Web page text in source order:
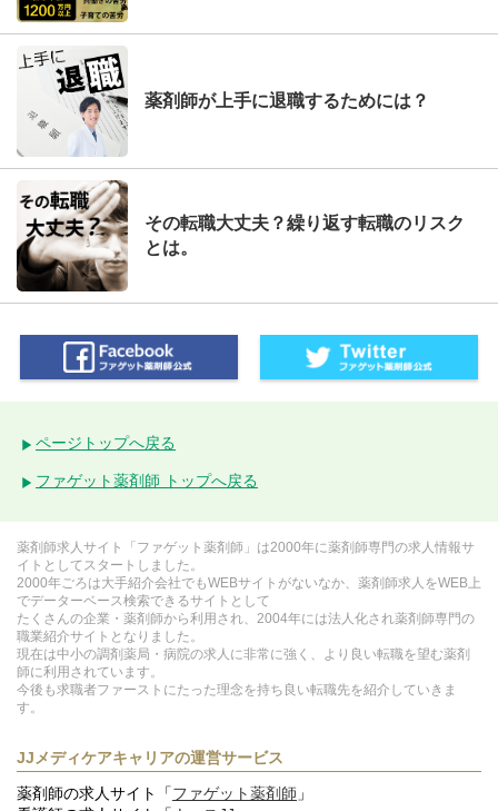
薬剤師が上手に退職するためには？
その転職大丈夫？繰り返す転職のリスク
とは。
ページトップへ戻る
ファゲット薬剤師 トップへ戻る
薬剤師求人サイト「ファゲット薬剤師」は2000年に薬剤師専門の求人情報サ
イトとしてスタートしました。
2000年ごろは大手紹介会社でもWEBサイトがないなか、薬剤師求人をWEB上
でデーターベース検索できるサイトとして
たくさんの企業・薬剤師から利用され、2004年には法人化され薬剤師専門の
職業紹介サイトとなりました。
現在は中小の調剤薬局・病院の求人に非常に強く、より良い転職を望む薬剤
師に利用されています。
今後も求職者ファーストにたった理念を持ち良い転職先を紹介していきま
す。
JJメディケアキャリアの運営サービス
薬剤師の求人サイト「ファゲット薬剤師 」